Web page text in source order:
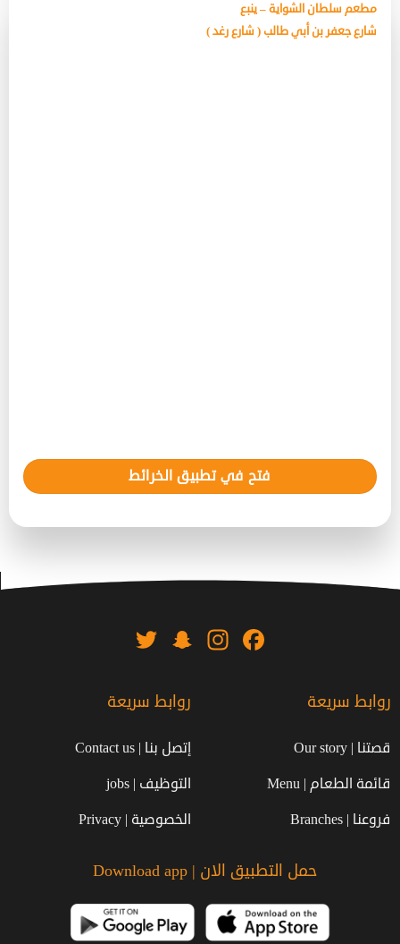
مطعم سلطان الشواية – ينبع
شارع جعفر بن أبي طالب ( شارع رغد )
فتح في تطبيق الخرائط
Facebook
Instagram
Snapchat
روابط سريعة
قصتنا | Our story
قائمة الطعام | Menu
فروعنا | Branches
روابط سريعة
إتصل بنا | Contact us
التوظيف | jobs
الخصوصية | Privacy
حمل التطبيق الان | Download app